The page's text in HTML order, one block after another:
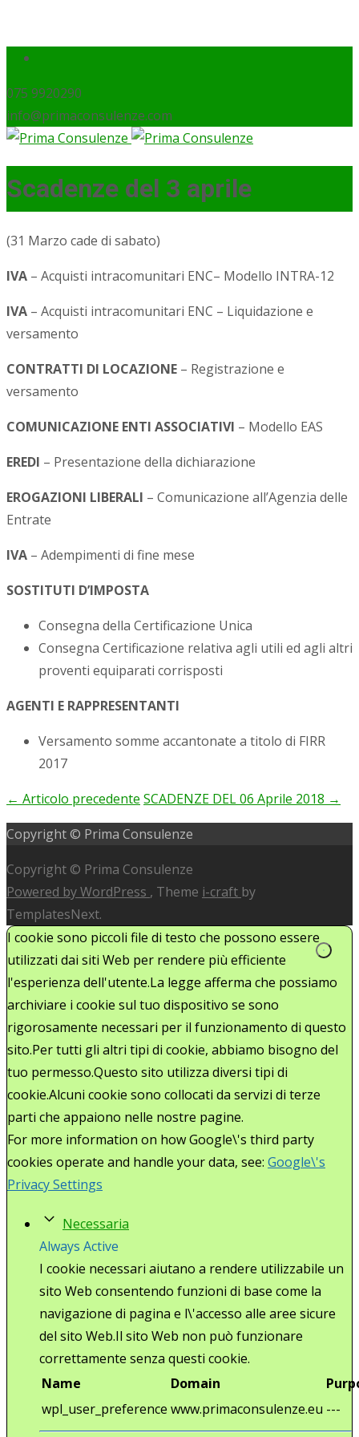
075 9920290
info@primaconsulenze.com
Scadenze del 3 aprile
(31 Marzo cade di sabato)
IVA – Acquisti intracomunitari ENC– Modello INTRA-12
IVA – Acquisti intracomunitari ENC – Liquidazione e
versamento
CONTRATTI DI LOCAZIONE – Registrazione e
versamento
COMUNICAZIONE ENTI ASSOCIATIVI – Modello EAS
EREDI – Presentazione della dichiarazione
EROGAZIONI LIBERALI – Comunicazione all’Agenzia delle
Entrate
IVA – Adempimenti di fine mese
SOSTITUTI D’IMPOSTA
Consegna della Certificazione Unica
Consegna Certificazione relativa agli utili ed agli altri
proventi equiparati corrisposti
AGENTI E RAPPRESENTANTI
Versamento somme accantonate a titolo di FIRR
2017
Post
navigation
← Articolo precedente SCADENZE DEL 06 Aprile 2018 →
Copyright © Prima Consulenze
Copyright © Prima Consulenze
Powered by WordPress , Theme i-craft by
TemplatesNext.
I cookie sono piccoli file di testo che possono essere
utilizzati dai siti Web per rendere più efficiente
l'esperienza dell'utente.La legge afferma che possiamo
archiviare i cookie sul tuo dispositivo se sono
rigorosamente necessari per il funzionamento di questo
sito.Per tutti gli altri tipi di cookie, abbiamo bisogno del
tuo permesso.Questo sito utilizza diversi tipi di
cookie.Alcuni cookie sono collocati da servizi di terze
parti che appaiono nelle nostre pagine.
For more information on how Google\'s third party
cookies operate and handle your data, see: Google\'s
Privacy Settings
Necessaria
Always Active
I cookie necessari aiutano a rendere utilizzabile un
sito Web consentendo funzioni di base come la
navigazione di pagina e l\'accesso alle aree sicure
del sito Web.Il sito Web non può funzionare
correttamente senza questi cookie.
Name
Domain
wpl_user_preference www.primaconsulenze.eu ---